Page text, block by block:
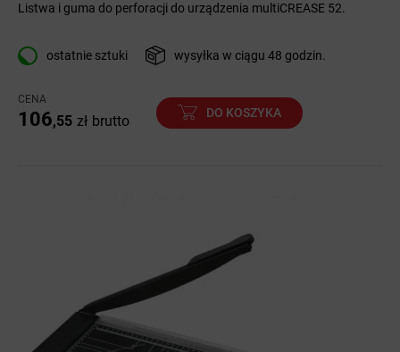
Listwa i guma do perforacji do urządzenia multiCREASE 52.
ostatnie sztuki wysyłka w ciągu 48 godzin.
CENA
106,55 zł brutto
DO KOSZYKA